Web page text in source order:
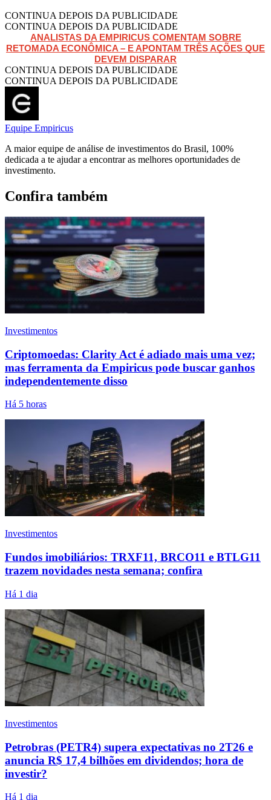
CONTINUA DEPOIS DA PUBLICIDADE
CONTINUA DEPOIS DA PUBLICIDADE
ANALISTAS DA EMPIRICUS COMENTAM SOBRE
RETOMADA ECONÔMICA – E APONTAM TRÊS AÇÕES QUE
DEVEM DISPARAR
CONTINUA DEPOIS DA PUBLICIDADE
CONTINUA DEPOIS DA PUBLICIDADE
Equipe Empiricus
A maior equipe de análise de investimentos do Brasil, 100%
dedicada a te ajudar a encontrar as melhores oportunidades de
investimento.
Confira também
Investimentos
Criptomoedas: Clarity Act é adiado mais uma vez;
mas ferramenta da Empiricus pode buscar ganhos
independentemente disso
Há 5 horas
Investimentos
Fundos imobiliários: TRXF11, BRCO11 e BTLG11
trazem novidades nesta semana; confira
Há 1 dia
Investimentos
Petrobras (PETR4) supera expectativas no 2T26 e
anuncia R$ 17,4 bilhões em dividendos; hora de
investir?
Há 1 dia